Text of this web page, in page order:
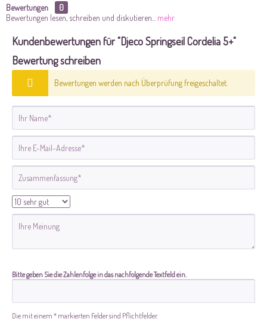
Bewertungen
0
Bewertungen lesen, schreiben und diskutieren...
mehr
Kundenbewertungen für "Djeco Springseil Cordelia 5+"
Bewertung schreiben
Bewertungen werden nach Überprüfung freigeschaltet.
Bitte geben Sie die Zahlenfolge in das nachfolgende Textfeld ein.
Die mit einem * markierten Felder sind Pflichtfelder.